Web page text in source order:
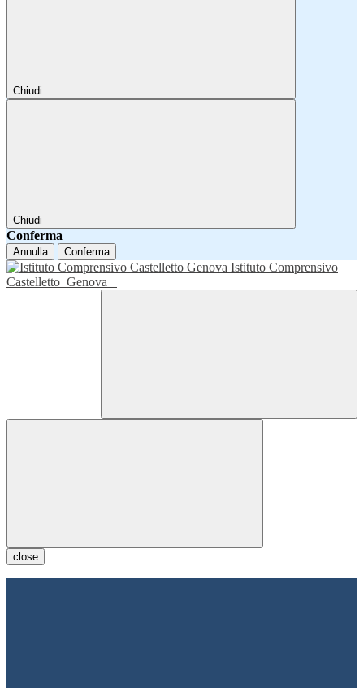
Chiudi
Chiudi
Conferma
Annulla Conferma
Istituto Comprensivo
Castelletto Genova
close